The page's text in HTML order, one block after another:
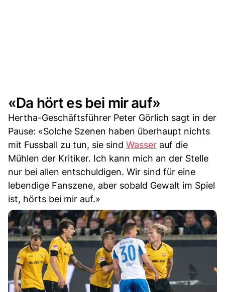
«Da hört es bei mir auf»
Hertha-Geschäftsführer Peter Görlich sagt in der
Pause: «Solche Szenen haben überhaupt nichts
mit Fussball zu tun, sie sind Wasser auf die
Mühlen der Kritiker. Ich kann mich an der Stelle
nur bei allen entschuldigen. Wir sind für eine
lebendige Fanszene, aber sobald Gewalt im Spiel
ist, hörts bei mir auf.»